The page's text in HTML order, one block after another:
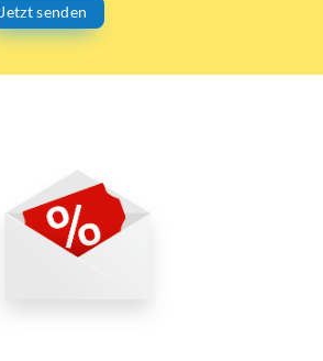
Jetzt senden